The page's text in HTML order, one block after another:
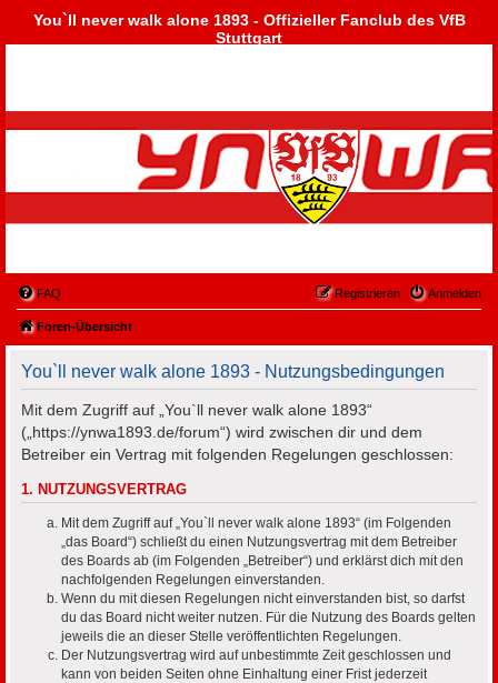
You`ll never walk alone 1893 - Offizieller Fanclub des VfB
Stuttgart
FAQ Anmelden
Registrieren
Foren-Übersicht
You`ll never walk alone 1893 - Nutzungsbedingungen
Mit dem Zugriff auf „You`ll never walk alone 1893“
(„https://ynwa1893.de/forum“) wird zwischen dir und dem
Betreiber ein Vertrag mit folgenden Regelungen geschlossen:
1. NUTZUNGSVERTRAG
Mit dem Zugriff auf „You`ll never walk alone 1893“ (im Folgenden
„das Board“) schließt du einen Nutzungsvertrag mit dem Betreiber
des Boards ab (im Folgenden „Betreiber“) und erklärst dich mit den
nachfolgenden Regelungen einverstanden.
Wenn du mit diesen Regelungen nicht einverstanden bist, so darfst
du das Board nicht weiter nutzen. Für die Nutzung des Boards gelten
jeweils die an dieser Stelle veröffentlichten Regelungen.
Der Nutzungsvertrag wird auf unbestimmte Zeit geschlossen und
kann von beiden Seiten ohne Einhaltung einer Frist jederzeit